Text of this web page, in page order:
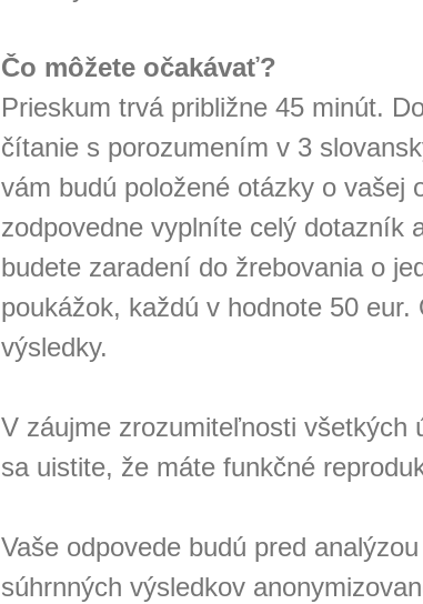
Čo môžete očakávať?
Prieskum trvá približne 45 minút.
čítanie s porozumením v 3
vám budú položené otázky o vašej
zodpovedne vyplníte celý dotazník
budete zaradení do žrebovania o
poukážok, každú v hodnote 50
výsledky.
V záujme zrozumiteľnosti všetkých
sa uistite, že máte funkčné
Vaše odpovede budú pred
súhrnných výsledkov